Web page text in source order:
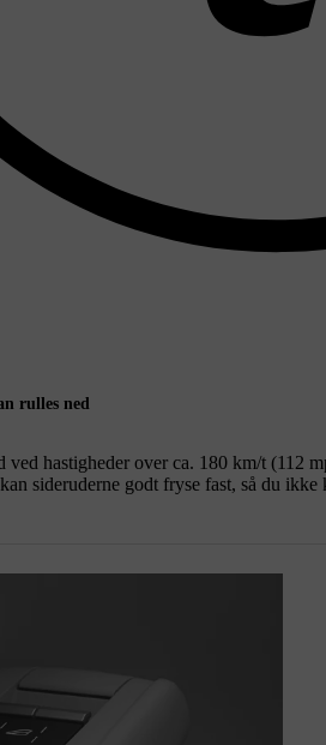
rulles ned
hastigheder over ca. 180 km/t (112
sideruderne godt fryse fast, så du ikke